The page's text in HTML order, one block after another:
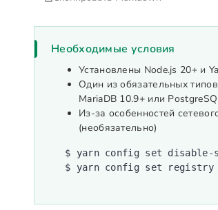
Необходимые условия
Установлены Node.js 20+ и
Один из обязательных
MariaDB 10.9+ или
Из-за особенностей
(необязательно)
$ yarn config set disable-
$ yarn config set registry